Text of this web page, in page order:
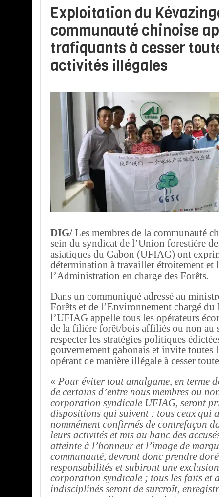
Exploitation du
communauté chinoise
trafiquants à cesser
activités illégales
DIG/ Les membres de la communauté
sein du syndicat de l’Union forestière
asiatiques du Gabon (UFIAG) ont
détermination à travailler étroitement et
l’Administration en charge des Forêts.
Dans un communiqué adressé au
Forêts et de l’Environnement chargé du
l’UFIAG appelle tous les opérateurs
de la filière forêt/bois affiliés ou non au
respecter les stratégies politiques
gouvernement gabonais et invite toutes
opérant de manière illégale à cesser
« Pour éviter tout amalgame, en terme
de certains d’entre nous membres ou
corporation syndicale UFIAG, seront
dispositions qui suivent : tous ceux qui
nommément confirmés de contrefaçon
leurs activités et mis au banc des
atteinte à l’honneur et l’image de
communauté, devront donc prendre
responsabilités et subiront une
corporation syndicale ; tous les faits et
indisciplinés seront de surcroît,